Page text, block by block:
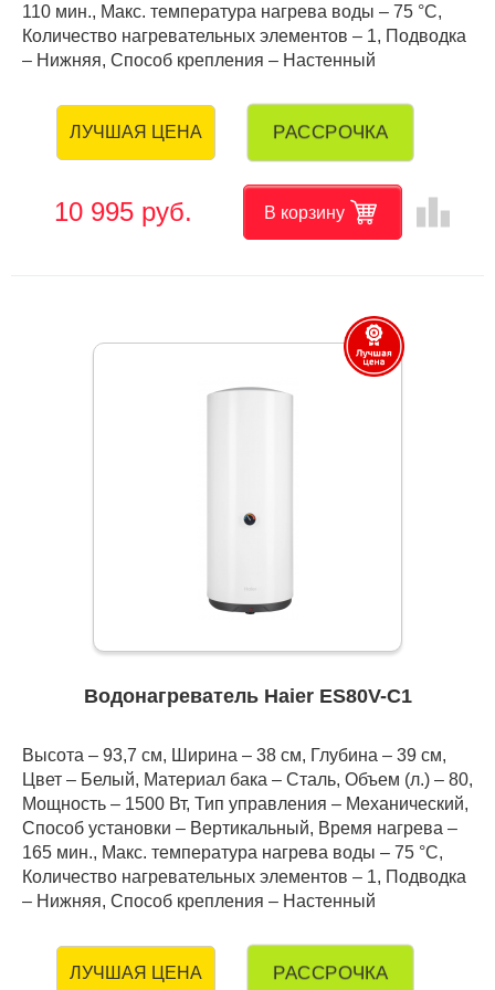
110 мин., Макс. температура нагрева воды – 75 °С,
Количество нагревательных элементов – 1, Подводка
– Нижняя, Способ крепления – Настенный
ЛУЧШАЯ ЦЕНА РАССРОЧКА
10 995 руб. В корзину leaderboard
Водонагреватель Haier ES80V-C1
Высота – 93,7 см, Ширина – 38 см, Глубина – 39 см,
Цвет – Белый, Материал бака – Сталь, Объем (л.) – 80,
Мощность – 1500 Вт, Тип управления – Механический,
Способ установки – Вертикальный, Время нагрева –
165 мин., Макс. температура нагрева воды – 75 °С,
Количество нагревательных элементов – 1, Подводка
– Нижняя, Способ крепления – Настенный
ЛУЧШАЯ ЦЕНА РАССРОЧКА